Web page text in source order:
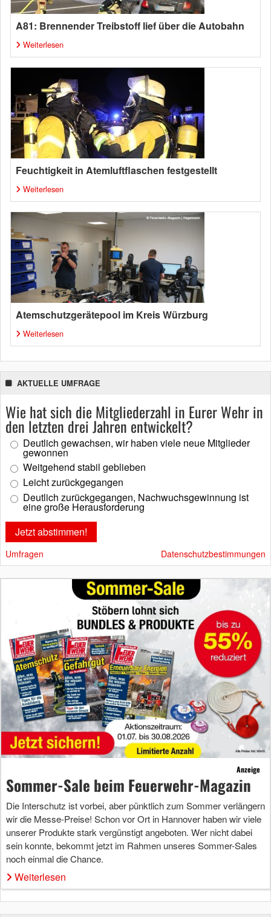
A81: Brennender Treibstoff lief über die Autobahn
Weiterlesen
Feuchtigkeit in Atemluftflaschen festgestellt
Weiterlesen
Atemschutzgerätepool im Kreis Würzburg
Weiterlesen
AKTUELLE UMFRAGE
Wie hat sich die Mitgliederzahl in Eurer Wehr in
den letzten drei Jahren entwickelt?
Deutlich gewachsen, wir haben viele neue Mitglieder
gewonnen
Weitgehend stabil geblieben
Leicht zurückgegangen
Deutlich zurückgegangen, Nachwuchsgewinnung ist
eine große Herausforderung
Umfragen Datenschutzbestimmungen
Anzeige
Sommer-Sale beim Feuerwehr-Magazin
Die Interschutz ist vorbei, aber pünktlich zum Sommer verlängern
wir die Messe-Preise! Schon vor Ort in Hannover haben wir viele
unserer Produkte stark vergünstigt angeboten. Wer nicht dabei
sein konnte, bekommt jetzt im Rahmen unseres Sommer-Sales
noch einmal die Chance.
Weiterlesen